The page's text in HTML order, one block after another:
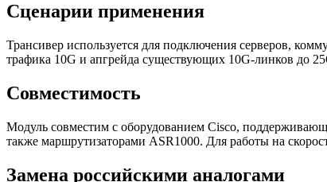
Сценарии применения
Трансивер используется для подключения серверов,
трафика 10G и апгрейда существующих 10G-линков до
Совместимость
Модуль совместим с оборудованием Cisco,
также маршрутизаторами ASR1000. Для работы на
Замена российскими аналогами